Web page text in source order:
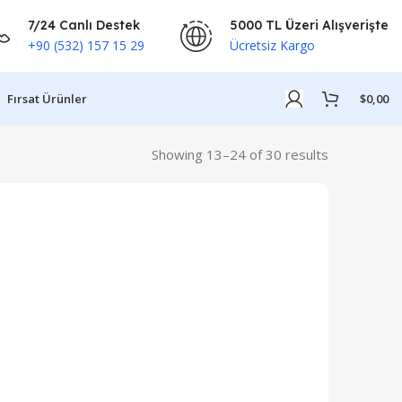
7/24 Canlı Destek
+90 (532) 157 15 29
5000 TL Üzeri Alışverişte
Ücretsiz Kargo
Fırsat Ürünler $0,00
Showing 13–24 of 30 results